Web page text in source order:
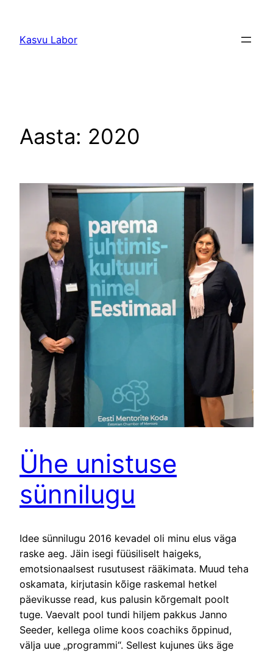
juurde
Kasvu Labor
Aasta: 2020
Ühe unistuse
sünnilugu
Idee sünnilugu 2016 kevadel oli minu elus väga
raske aeg. Jäin isegi füüsiliselt haigeks,
emotsionaalsest rusutusest rääkimata. Muud teha
oskamata, kirjutasin kõige raskemal hetkel
päevikusse read, kus palusin kõrgemalt poolt
tuge. Vaevalt pool tundi hiljem pakkus Janno
Seeder, kellega olime koos coachiks õppinud,
välja uue „programmi“. Sellest kujunes üks äge